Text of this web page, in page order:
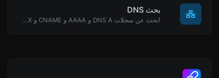
بحث DNS
ابحث عن سجلات DNS A و AAAA و CNAME و MX و NS و TXT و SOA لمضيف.